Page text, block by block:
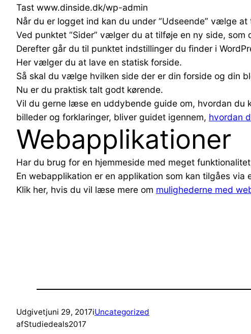
Tast www.dinside.dk/wp-admin
Når du er logget ind kan du under “Udseende” vælge at
Ved punktet “Sider” vælger du at tilføje en ny side,
Derefter går du til punktet indstillinger du finder i
Her vælger du at lave en statisk forside.
Så skal du vælge hvilken side der er din forside og din
Nu er du praktisk talt godt kørende.
Vil du gerne læse en uddybende guide om, hvordan du
billeder og forklaringer, bliver guidet igennem, hvordan
Webapplikationer
Har du brug for en hjemmeside med meget
En webapplikation er en applikation som kan tilgåes
Klik her, hvis du vil læse mere om mulighederne med
Udgivetjuni 29, 2017iUncategorized
afStudiedeals2017